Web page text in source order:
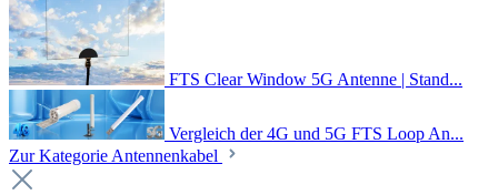
FTS Clear Window 5G Antenne | Stand...
Vergleich der 4G und 5G FTS Loop An...
Zur Kategorie Antennenkabel